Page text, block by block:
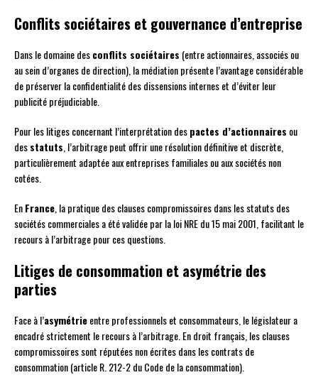
Conflits sociétaires et gouvernance d’entreprise
Dans le domaine desconflits sociétaires (entre actionnaires, associés ou
au sein d’organes de direction), la médiation présente l’avantage considérable
de préserver la confidentialité des dissensions internes et d’éviter leur
publicité préjudiciable.
Pour les litiges concernant l’interprétation despactes d’actionnaires ou
desstatuts , l’arbitrage peut offrir une résolution définitive et discrète,
particulièrement adaptée aux entreprises familiales ou aux sociétés non
cotées.
EnFrance , la pratique des clauses compromissoires dans les statuts des
sociétés commerciales a été validée par la loi NRE du 15 mai 2001, facilitant le
recours à l’arbitrage pour ces questions.
Litiges de consommation et asymétrie des
parties
Face à l’asymétrieentre professionnels et consommateurs, le législateur a
encadré strictement le recours à l’arbitrage. En droit français, les clauses
compromissoires sont réputées non écrites dans les contrats de
consommation (article R. 212-2 du Code de la consommation).